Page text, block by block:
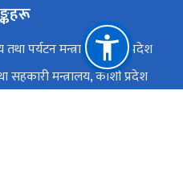
तथा पर्यटन मन्त्रालय, मधेश प्रदेश
सहकारी मन्त्रालय, कोशी प्रदेश